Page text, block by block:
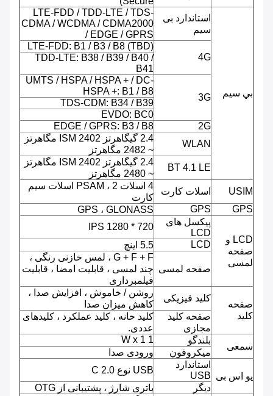
بي سيم
استاندارد بی
سیم
LTE-FDD / TDD-LTE / TDS-
CDMA / WCDMA / CDMA2000
/ EDGE / GPRS
4G
LTE-FDD: B1 / B3 / B8 (TBD)
TDD-LTE: B38 / B39 / B40 /
B41
3G
UMTS / HSPA / HSPA + / DC-
HSPA +: B1 / B8
TDS-CDM: B34 / B39
EVDO: BC0
2G
EDGE / GPRS: B3 / B8
WLAN
2.4 گیگاهرتز ISM 2402 مگاهرتز
~ 2482 مگاهرتز
BT 4.1 LE
2.4 گیگاهرتز ISM 2402 مگاهرتز
~ 2480 مگاهرتز
USIM
اسلات کارت
4 اسلات PSAM ، 2 اسلات سیم
کارت
GPS
GPS GPS ، GLONASS
LCD و
صفحه
لمسی
پیکسل های
LCD
720 * 1280 IPS
LCD
5.5 اینچ
صفحه لمسی
G + F + F ، لمس خازنی رنگی ،
چند لمسی ، قابلیت امضا ، قابلیت
فیلمبرداری
صفحه
کلید
کلید فیزیکی
روشن / خاموش ، افزایش صدا ،
کاهش میزان صدا
صفحه کلید
مجازی
کلید خانه ، کلید عملکرد ، کلیدهای
عددی.
سمعی
بلندگو
1 W x 1
میکروفون
ورودی صدا
یو اس بی
استاندارد
USB
USB نوع C 2.0
دیگر
باتری شارژ ، پشتیبانی از OTG